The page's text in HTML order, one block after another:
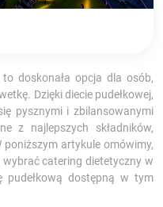
doskonała opcja dla osób,
Dzięki diecie pudełkowej,
pysznymi i zbilansowanymi
z najlepszych składników,
artykule omówimy,
catering dietetyczny w
dostępną w tym